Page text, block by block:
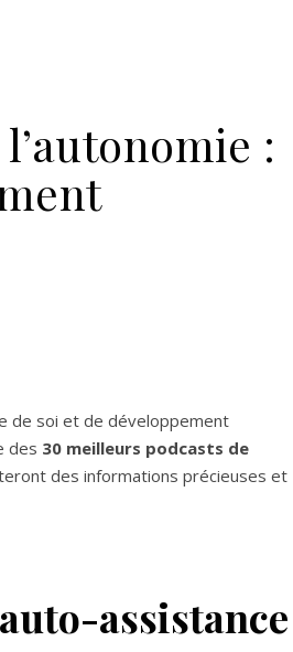
:
de soi et de développement
des 30 meilleurs podcasts de
des informations précieuses et
assistance